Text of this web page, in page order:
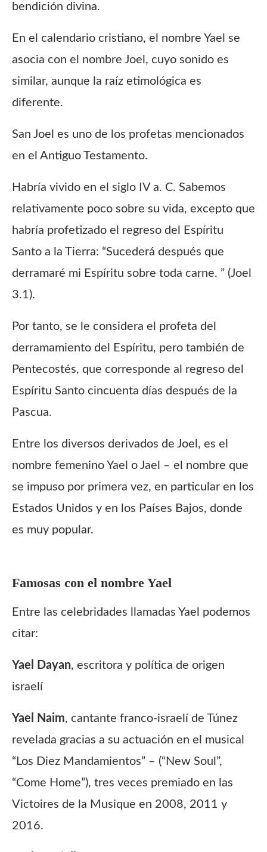
bendición divina.
En el calendario cristiano, el nombre Yael se
asocia con el nombre Joel, cuyo sonido es
similar, aunque la raíz etimológica es
diferente.
San Joel es uno de los profetas mencionados
en el Antiguo Testamento.
Habría vivido en el siglo IV a. C. Sabemos
relativamente poco sobre su vida, excepto que
habría profetizado el regreso del Espíritu
Santo a la Tierra: “Sucederá después que
derramaré mi Espíritu sobre toda carne. ” (Joel
3.1).
Por tanto, se le considera el profeta del
derramamiento del Espíritu, pero también de
Pentecostés, que corresponde al regreso del
Espíritu Santo cincuenta días después de la
Pascua.
Entre los diversos derivados de Joel, es el
nombre femenino Yael o Jael – el nombre que
se impuso por primera vez, en particular en los
Estados Unidos y en los Países Bajos, donde
es muy popular.
Famosas con el nombre Yael
Entre las celebridades llamadas Yael podemos
citar:
Yael Dayan, escritora y política de origen
israelí
Yael Naim, cantante franco-israelí de Túnez
revelada gracias a su actuación en el musical
“Los Diez Mandamientos” – (“New Soul”,
“Come Home”), tres veces premiado en las
Victoires de la Musique en 2008, 2011 y
2016.